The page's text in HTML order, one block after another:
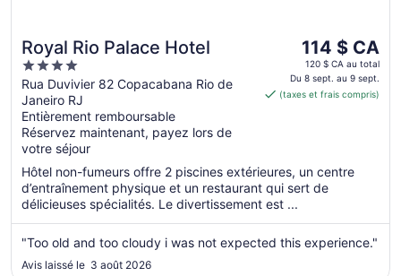
Royal Rio Palace Hotel
4
out
of
5
Rua Duvivier 82 Copacabana Rio de
Janeiro RJ
Entièrement remboursable
Réservez maintenant, payez lors de
votre séjour
Le
prix
est
de 114 $ CA
sept.
au 9
114 $ CA
120 $ CA au total
Du 8 sept. au 9 sept.
(taxes et frais compris)
Hôtel non-fumeurs offre 2 piscines extérieures, un centre
d’entraînement physique et un restaurant qui sert de
délicieuses spécialités. Le divertissement est ...
"Too old and too cloudy i was not expected this experience."
Avis laissé le 3 août 2026